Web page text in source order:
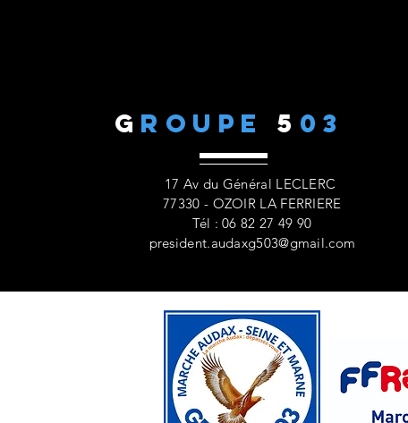
G ROUPE5 03
17 Av du Général LECLERC
77330 - OZOIR LA FERRIERE
Tél : 06 82 27 49 90
president.audaxg503@gmail.com